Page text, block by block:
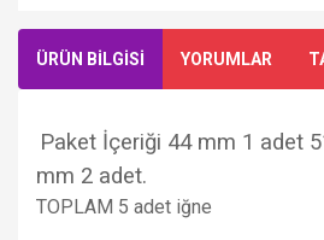
ÜRÜN BİLGİSİ YORUMLAR
Paket İçeriği 44 mm 1 adet
mm 2 adet.
TOPLAM 5 adet iğne